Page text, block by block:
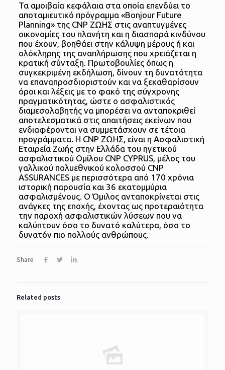
Τα αμοιβαία κεφάλαια στα οποία επενδύει το
αποταμιευτικό πρόγραμμα «Bonjour Future
Planning» της CNP ΖΩΗΣ στις αναπτυγμένες
οικονομίες του πλανήτη και η διασπορά κινδύνου
που έχουν, βοηθάει στην κάλυψη μέρους ή και
ολόκληρης της αναπλήρωσης που χρειάζεται η
κρατική σύνταξη. Πρωτοβουλίες όπως η
συγκεκριμένη εκδήλωση, δίνουν τη δυνατότητα
να επαναπροσδιοριστούν και να ξεκαθαρίσουν
όροι και λέξεις με το φακό της σύγχρονης
πραγματικότητας, ώστε ο ασφαλιστικός
διαμεσολαβητής να μπορέσει να ανταποκριθεί
αποτελεσματικά στις απαιτήσεις εκείνων που
ενδιαφέρονται να συμμετάσχουν σε τέτοια
προγράμματα. H CNP ΖΩΗΣ, είναι η Ασφαλιστική
Εταιρεία Ζωής στην Ελλάδα του ηγετικού
ασφαλιστικού Ομίλου CNP CYPRUS, μέλος του
γαλλικού πολυεθνικού κολοσσού CNP
ASSURANCES με περισσότερα από 170 χρόνια
ιστορική παρουσία και 36 εκατομμύρια
ασφαλισμένους. Ο Όμιλος ανταποκρίνεται στις
ανάγκες της εποχής, έχοντας ως προτεραιότητα
την παροχή ασφαλιστικών λύσεων που να
καλύπτουν όσο το δυνατό καλύτερα, όσο το
δυνατόν πιο πολλούς ανθρώπους.
Share
Related posts